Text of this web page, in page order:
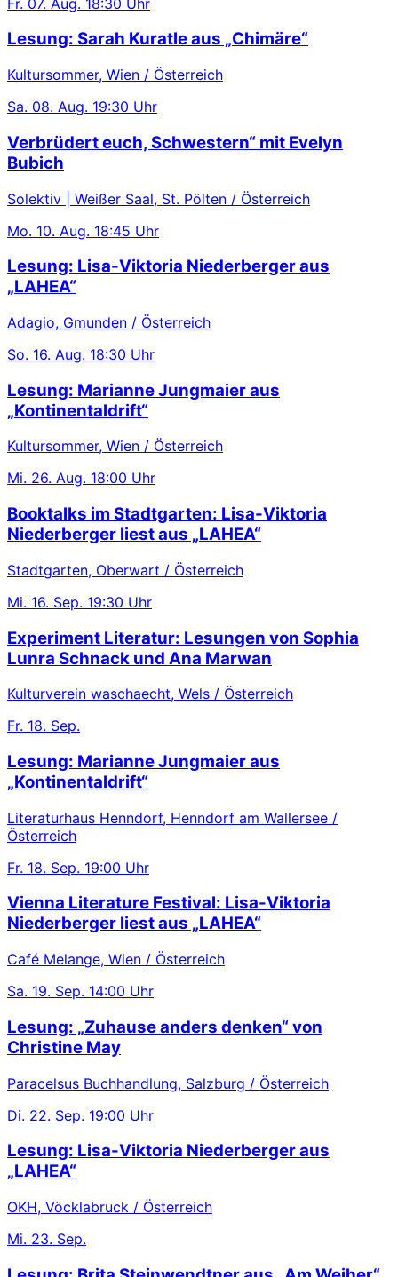
Lesung: Sarah Kuratle aus „Chimäre“
Kultursommer, Wien / Österreich
Sa. 08. Aug. 19:30 Uhr
Verbrüdert euch, Schwestern“ mit Evelyn
Bubich
Solektiv | Weißer Saal, St. Pölten / Österreich
Mo. 10. Aug. 18:45 Uhr
Lesung: Lisa-Viktoria Niederberger aus
„LAHEA“
Adagio, Gmunden / Österreich
So. 16. Aug. 18:30 Uhr
Lesung: Marianne Jungmaier aus
„Kontinentaldrift“
Kultursommer, Wien / Österreich
Mi. 26. Aug. 18:00 Uhr
Booktalks im Stadtgarten: Lisa-Viktoria
Niederberger liest aus „LAHEA“
Stadtgarten, Oberwart / Österreich
Mi. 16. Sep. 19:30 Uhr
Experiment Literatur: Lesungen von Sophia
Lunra Schnack und Ana Marwan
Kulturverein waschaecht, Wels / Österreich
Fr. 18. Sep.
Lesung: Marianne Jungmaier aus
„Kontinentaldrift“
Literaturhaus Henndorf, Henndorf am Wallersee /
Österreich
Fr. 18. Sep. 19:00 Uhr
Vienna Literature Festival: Lisa-Viktoria
Niederberger liest aus „LAHEA“
Café Melange, Wien / Österreich
Sa. 19. Sep. 14:00 Uhr
Lesung: „Zuhause anders denken“ von
Christine May
Paracelsus Buchhandlung, Salzburg / Österreich
Di. 22. Sep. 19:00 Uhr
Lesung: Lisa-Viktoria Niederberger aus
„LAHEA“
OKH, Vöcklabruck / Österreich
Mi. 23. Sep.